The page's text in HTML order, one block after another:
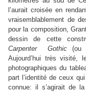
l’aurait croisée en
vraisemblablement de
pour la composition,
dessin de cette
Carpenter
Gothic(ou
Aujourd’hui très visité,
photographiques du
part l’identité de ceux
connue: il s’agirait de